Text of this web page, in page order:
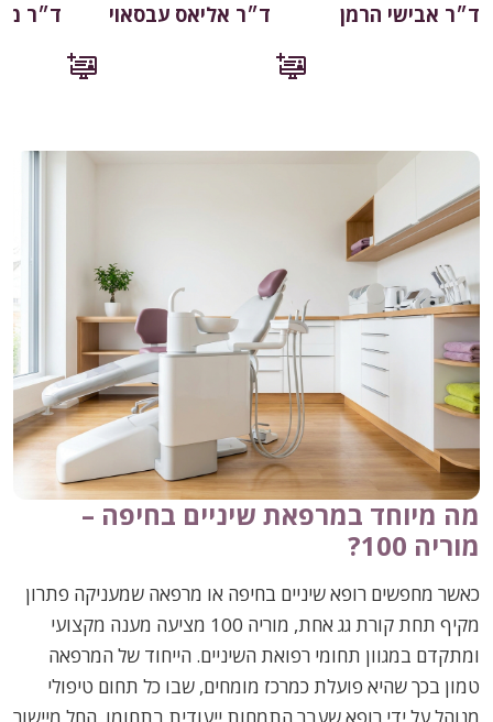
ד״ר אבישי הרמן ד״ר אליאס עבסאוי ד״ר
מה מיוחד במרפאת שיניים בחיפה –
מוריה 100?
כאשר מחפשים רופא שיניים בחיפה או מרפאה שמעניקה פתרון
מקיף תחת קורת גג אחת, מוריה 100 מציעה מענה מקצועי
ומתקדם במגוון תחומי רפואת השיניים. הייחוד של המרפאה
טמון בכך שהיא פועלת כמרכז מומחים, שבו כל תחום טיפולי
מנוהל על ידי רופא שעבר התמחות ייעודית בתחומו, החל מיישור